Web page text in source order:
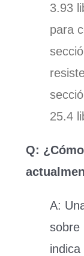
3.93
para
25.4
Q:
A:
sobre